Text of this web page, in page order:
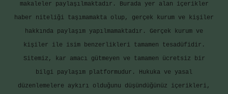
makaleler paylaşılmaktadır. Burada yer alan içerikler
haber niteliği taşımamakta olup, gerçek kurum ve kişiler
hakkında paylaşım yapılmamaktadır. Gerçek kurum ve
kişiler ile isim benzerlikleri tamamen tesadüfidir.
Sitemiz, kar amacı gütmeyen ve tamamen ücretsiz bir
bilgi paylaşım platformudur. Hukuka ve yasal
düzenlemelere aykırı olduğunu düşündüğünüz içerikleri,